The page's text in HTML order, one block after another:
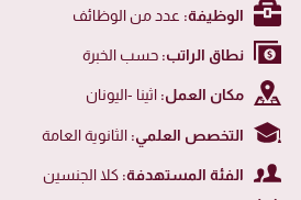
الوظيفة: عدد من الوظائف
نطاق الراتب: حسب الخبرة
مكان العمل: اثينا -اليونان
التخصص العلمي: الثانوية العامة
الفئة المستهدفة: كلا الجنسين